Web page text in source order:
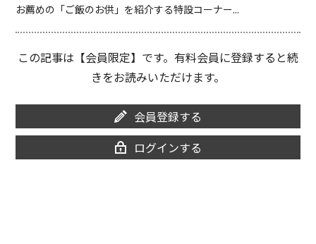
お薦めの「ご飯のお供」を紹介する特設コーナー...
この記事は【会員限定】です。有料会員に登録すると続
きをお読みいただけます。
会員登録する
ログインする